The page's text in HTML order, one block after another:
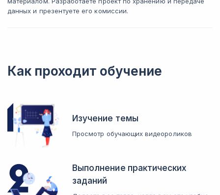
данных и презентуете его комиссии.
Как проходит обучение
Изучение темы
Просмотр обучающих видеороликов
Выполнение практических
заданий